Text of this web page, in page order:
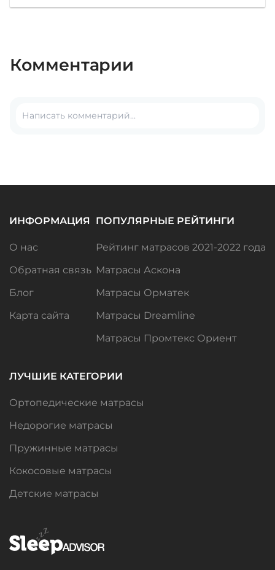
Комментарии
ИНФОРМАЦИЯ
О нас
Обратная связь
Блог
Карта сайта
ПОПУЛЯРНЫЕ РЕЙТИНГИ
Рейтинг матрасов 2021-2022 года
Матрасы Аскона
Матрасы Орматек
Матрасы Dreamline
Матрасы Промтекс Ориент
ЛУЧШИЕ КАТЕГОРИИ
Ортопедические матрасы
Недорогие матрасы
Пружинные матрасы
Кокосовые матрасы
Детские матрасы